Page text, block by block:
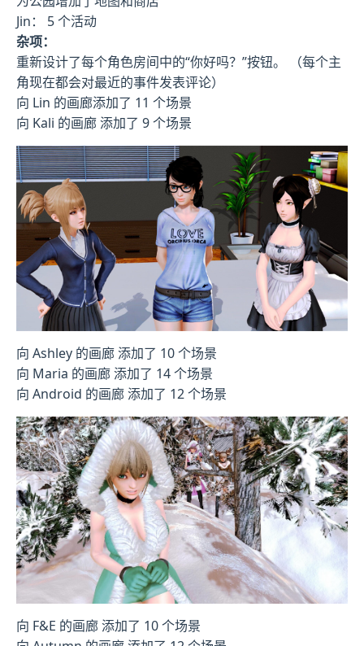
Jin： 5 个活动
杂项：
重新设计了每个角色房间中的“你好吗？”按钮。 （每个主
角现在都会对最近的事件发表评论）
向 Lin 的画廊添加了 11 个场景
向 Kali 的画廊 添加了 9 个场景
向 Ashley 的画廊 添加了 10 个场景
向 Maria 的画廊 添加了 14 个场景
向 Android 的画廊 添加了 12 个场景
向 F&E 的画廊 添加了 10 个场景